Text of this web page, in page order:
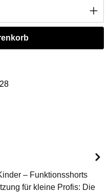
gewünschten
– Funktionsshorts
für kleine Profis: Die